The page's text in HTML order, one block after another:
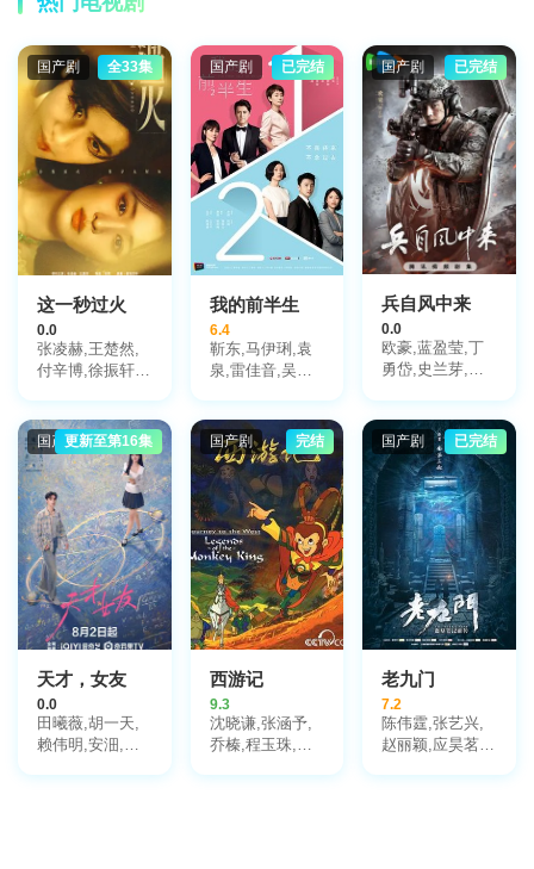
国产剧 全33集
这一秒过火
0.0
张凌赫,王楚然,
付辛博,徐振轩,
莫愁,毛孩,鹿骐,
苇青,刘令姿,康
可人,陈东阳,黄
博远,斓曦,张弓,
金俊秀,陈欣予
国产剧 已完结
我的前半生
6.4
靳东,马伊琍,袁
泉,雷佳音,吴越,
婷,张棪琰,孔维,
栾元晖,侯岩松,
魏之皓,王天泽,
郑罗茜,宋允皓,
徐才根,啜妮,任
洛敏,张兰,茹天,
闵天浩,是安,郭
彤彤,陈冠宁,杨
梅,孙语涵,徐晟,
关雪盈,毕涵文,
凌孜,陆玲,程宏,
李宏磊,黄婧,谭
凯,于明加,任东
霖,张衣,黄澜
国产剧 已完结
兵自风中来
0.0
欧豪,蓝盈莹,丁
勇岱,史兰芽,刘
王春宇,关亚军,
杨舒,吴岳阳,张
进,陈方舟,陈启
杰,周德华,赵长
洲,赵荀,费鲤齐,
夏侯镔,徐洪浩,
傅程鹏,谢心
国产剧更新至第16集
天才，女友
0.0
田曦薇,胡一天,
赖伟明,安沺,夏
国产剧 完结
西游记
9.3
沈晓谦,张涵予,
乔榛,程玉珠,刘
国产剧 已完结
老九门
7.2
陈伟霆,张艺兴,
赵丽颖,应昊茗,